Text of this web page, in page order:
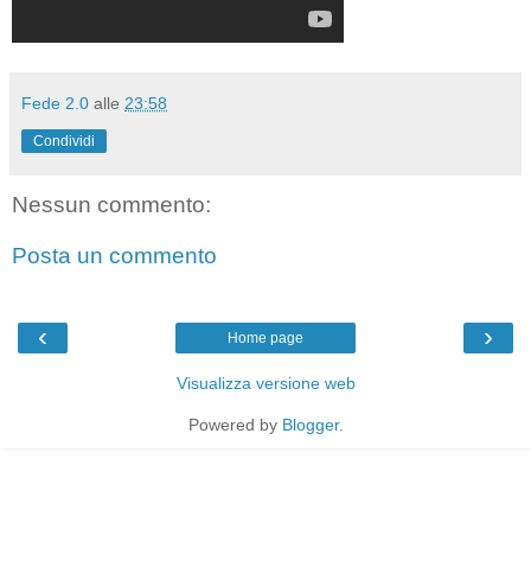
Fede 2.0 alle 23:58
Condividi
Nessun commento:
Posta un commento
‹ ›
Home page
Visualizza versione web
Powered by Blogger.